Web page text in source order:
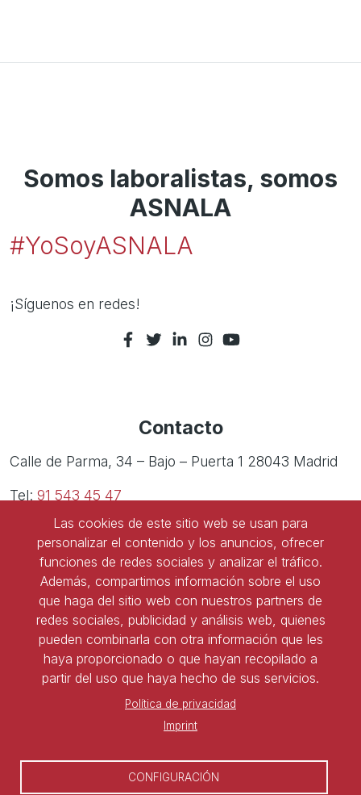
Somos laboralistas, somos
ASNALA
#YoSoyASNALA
¡Síguenos en redes!
Contacto
Calle de Parma, 34 – Bajo – Puerta 1 28043 Madrid
Tel: 91 543 45 47
91 827 85 68
Ser socio de ASNALA
Forma parte de la asociación y benefíciate de todas
las ventajas
Las cookies de este sitio web se usan para
personalizar el contenido y los anuncios, ofrecer
funciones de redes sociales y analizar el tráfico.
Además, compartimos información sobre el uso
que haga del sitio web con nuestros partners de
redes sociales, publicidad y análisis web, quienes
pueden combinarla con otra información que les
haya proporcionado o que hayan recopilado a
partir del uso que haya hecho de sus servicios.
Política de privacidad
Imprint
CONFIGURACIÓN